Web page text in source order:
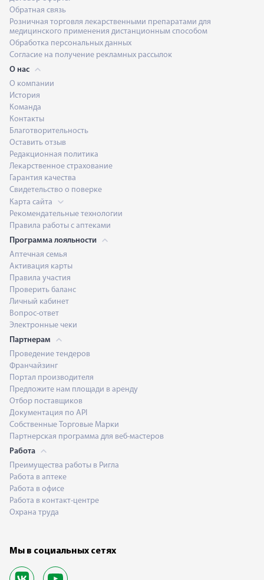
Обратная связь
Розничная торговля лекарственными препаратами для
медицинского применения дистанционным способом
Обработка персональных данных
Согласие на получение рекламных рассылок
О нас
О компании
История
Команда
Контакты
Благотворительность
Оставить отзыв
Редакционная политика
Лекарственное страхование
Гарантия качества
Свидетельство о поверке
Карта сайта
Рекомендательные технологии
Правила работы с аптеками
Программа лояльности
Аптечная семья
Активация карты
Правила участия
Проверить баланс
Личный кабинет
Вопрос-ответ
Электронные чеки
Партнерам
Проведение тендеров
Франчайзинг
Портал производителя
Предложите нам площади в аренду
Отбор поставщиков
Документация по API
Собственные Торговые Марки
Партнерская программа для веб-мастеров
Работа
Преимущества работы в Ригла
Работа в аптеке
Работа в офисе
Работа в контакт-центре
Охрана труда
Мы в социальных сетях